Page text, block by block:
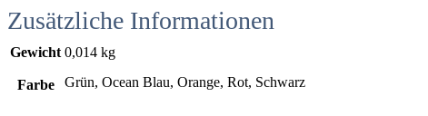
Zusätzliche Informationen
Gewicht 0,014 kg
Farbe Grün, Ocean Blau, Orange, Rot, Schwarz